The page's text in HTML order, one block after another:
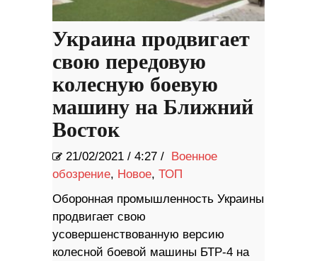
Украина продвигает
свою передовую
колесную боевую
машину на Ближний
Восток
21/02/2021 / 4:27 / Военное
обозрение, Новое, ТОП
Оборонная промышленность Украины
продвигает свою
усовершенствованную версию
колесной боевой машины БТР-4 на